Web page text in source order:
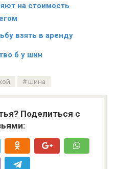
на стоимость
взять в аренду
б у шин
шина
Поделиться с